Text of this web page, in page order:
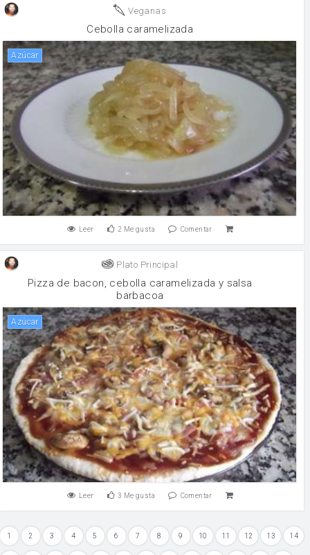
Veganas
Cebolla caramelizada
Azúcar
Leer 2 Me gusta Comentar
Plato Principal
Pizza de bacon, cebolla caramelizada y salsa
barbacoa
Azúcar
Leer 3 Me gusta Comentar
1 2 3 4 5 6 7 8 9 10 11 12 13 14